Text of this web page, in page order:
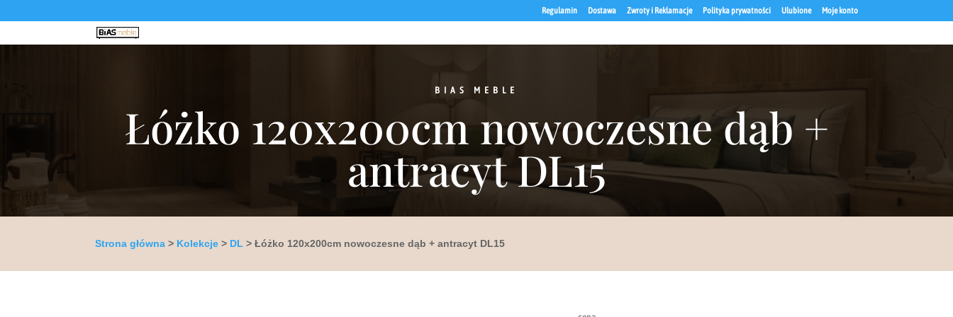
Regulamin Dostawa Zwroty i Reklamacje Polityka prywatności Ulubione Moje konto
BIAS MEBLE
Łóżko 120x200cm nowoczesne dąb +
antracyt DL15
Strona główna > Kolekcje > DL > Łóżko 120x200cm nowoczesne dąb + antracyt DL15